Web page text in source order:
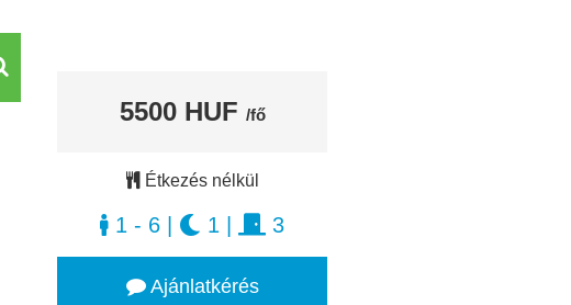
5500 HUF /fő
Étkezés nélkül
1 - 6 1 3
Ajánlatkérés